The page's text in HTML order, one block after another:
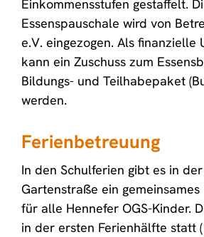
Einkommensstufen gestaffelt.
Essenspauschale wird von
e.V. eingezogen. Als finanzielle
kann ein Zuschuss zum
Bildungs- und Teilhabepaket
werden.
Ferienbetreuung
In den Schulferien gibt es in der
Gartenstraße ein
für alle Hennefer OGS-Kinder.
in der ersten Ferienhälfte statt